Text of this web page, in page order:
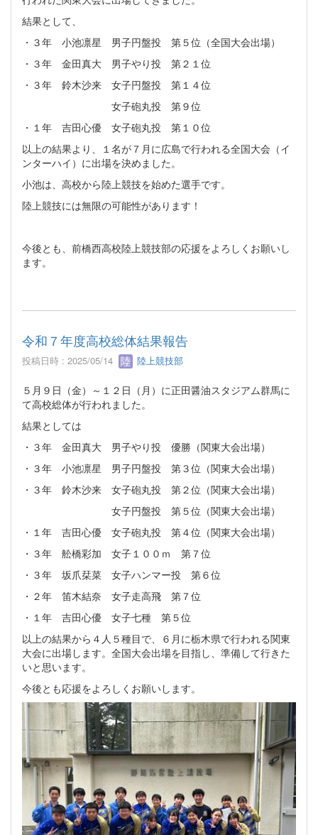
結果として、
・３年 小池凛星 男子円盤投 第５位（全国大会出場）
・３年 金田真大 男子やり投 第２１位
・３年 鈴木沙来 女子円盤投 第１４位
女子砲丸投 第９位
・１年 吉田心優 女子砲丸投 第１０位
以上の結果より、１名が７月に広島で行われる全国大会（イ
ンターハイ）に出場を決めました。
小池は、高校から陸上競技を始めた選手です。
陸上競技には無限の可能性があります！
今後とも、前橋西高校陸上競技部の応援をよろしくお願いし
ます。
令和７年度高校総体結果報告
投稿日時 : 2025/05/14 陸上競技部
５月９日（金）～１２日（月）に正田醤油スタジアム群馬に
て高校総体が行われました。
結果としては
・３年 金田真大 男子やり投 優勝（関東大会出場）
・３年 小池凛星 男子円盤投 第３位（関東大会出場）
・３年 鈴木沙来 女子砲丸投 第２位（関東大会出場）
女子円盤投 第５位（関東大会出場）
・１年 吉田心優 女子砲丸投 第４位（関東大会出場）
・３年 舩橋彩加 女子１００ｍ 第７位
・３年 坂爪栞菜 女子ハンマー投 第６位
・２年 笛木結奈 女子走高飛 第７位
・１年 吉田心優 女子七種 第５位
以上の結果から４人５種目で、６月に栃木県で行われる関東
大会に出場します。全国大会出場を目指し、準備して行きた
いと思います。
今後とも応援をよろしくお願いします。